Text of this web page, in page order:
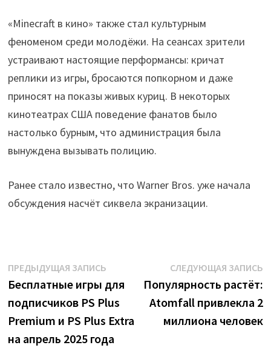
«Minecraft в кино» также стал культурным
феноменом среди молодёжи. На сеансах зрители
устраивают настоящие перформансы: кричат
реплики из игры, бросаются попкорном и даже
приносят на показы живых куриц. В некоторых
кинотеатрах США поведение фанатов было
настолько бурным, что администрация была
вынуждена вызывать полицию.
Ранее стало известно, что Warner Bros. уже начала
обсуждения насчёт сиквела экранизации.
Навигация
по
записям
ПРЕДЫДУЩАЯ ЗАПИСЬПредыдущая
запись:
Бесплатные игры для
подписчиков PS Plus
Premium и PS Plus Extra
на апрель 2025 года
СЛЕДУЮЩАЯ ЗАПИСЬ
Популярность растёт:
Atomfall привлекла 2
миллиона человек